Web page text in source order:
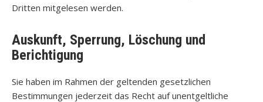
Dritten mitgelesen werden.
Auskunft, Sperrung, Löschung und
Berichtigung
Sie haben im Rahmen der geltenden gesetzlichen
Bestimmungen jederzeit das Recht auf unentgeltliche